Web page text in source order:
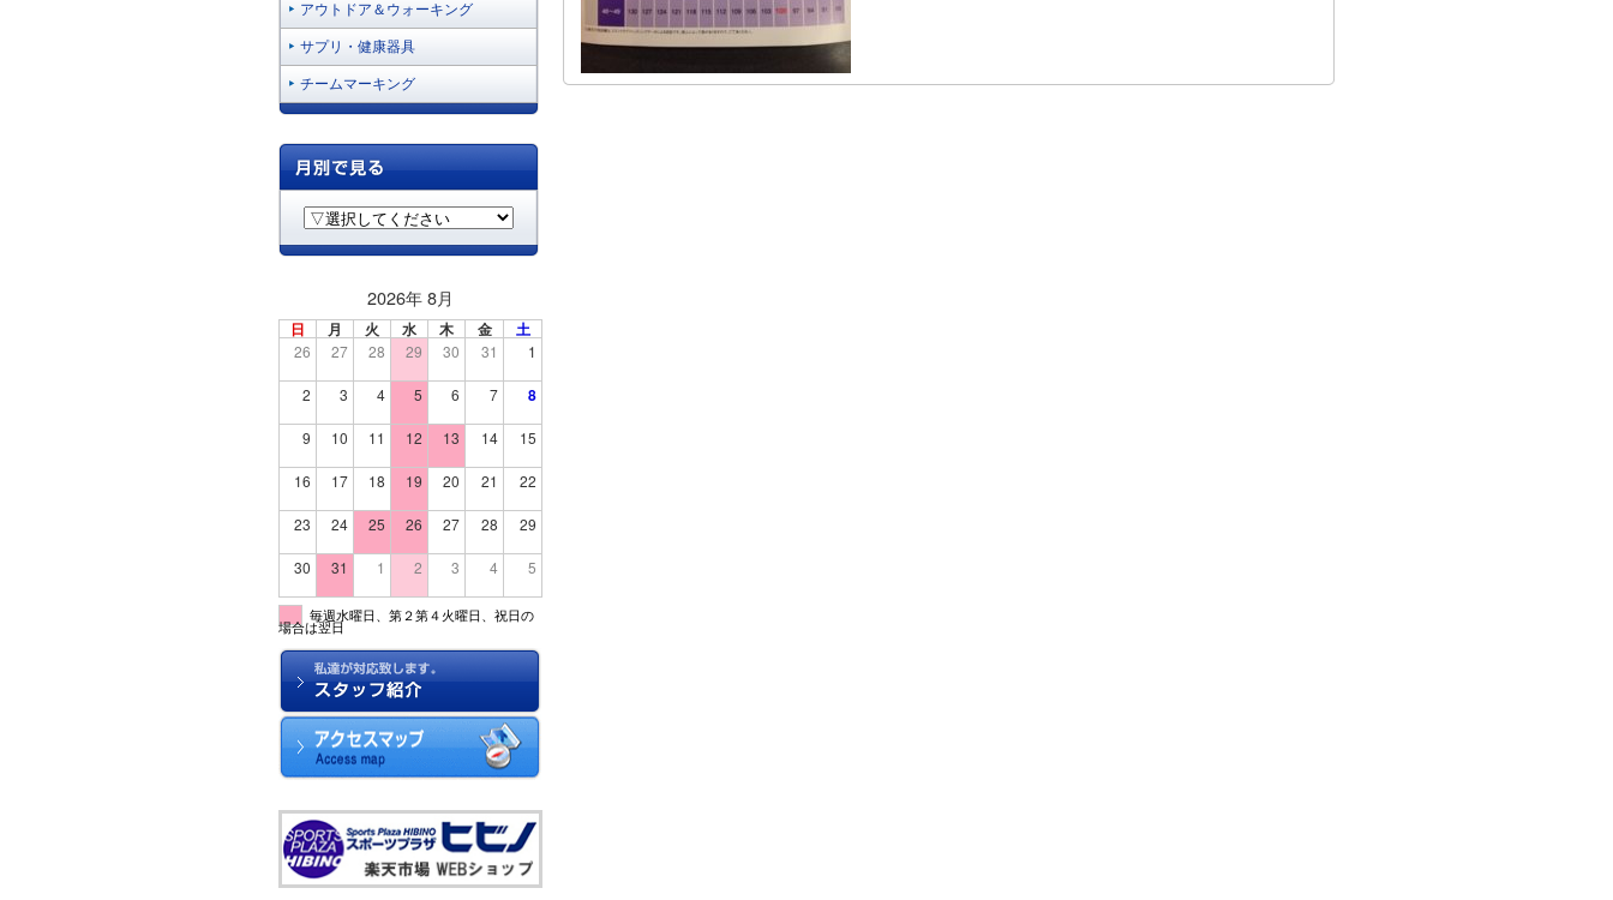
アウトドア＆ウォーキング
サプリ・健康器具
チームマーキング
2026年 8月
日 月 火 水 木 金 土
26 27 28 29 30 31 1
2 3 4 5 6 7 8
9 10 11 12 13 14 15
16 17 18 19 20 21 22
23 24 25 26 27 28 29
30 31 1 2 3 4 5
毎週水曜日、第２第４火曜日、祝日の
場合は翌日